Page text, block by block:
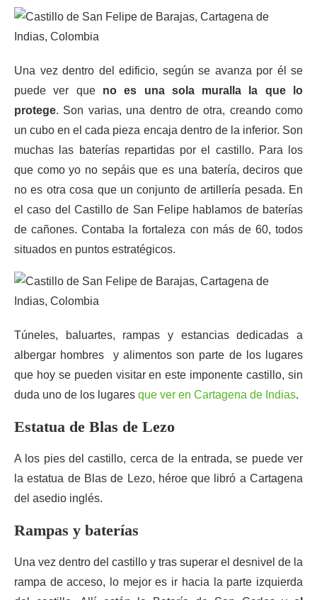
Una vez dentro del edificio, según se avanza por él se
puede ver que no es una sola muralla la que lo
protege. Son varias, una dentro de otra, creando como
un cubo en el cada pieza encaja dentro de la inferior. Son
muchas las baterías repartidas por el castillo. Para los
que como yo no sepáis que es una batería, deciros que
no es otra cosa que un conjunto de artillería pesada. En
el caso del Castillo de San Felipe hablamos de baterías
de cañones. Contaba la fortaleza con más de 60, todos
situados en puntos estratégicos.
Túneles, baluartes, rampas y estancias dedicadas a
albergar hombres y alimentos son parte de los lugares
que hoy se pueden visitar en este imponente castillo, sin
duda uno de los lugares que ver en Cartagena de Indias.
Estatua de Blas de Lezo
A los pies del castillo, cerca de la entrada, se puede ver
la estatua de Blas de Lezo, héroe que libró a Cartagena
del asedio inglés.
Rampas y baterías
Una vez dentro del castillo y tras superar el desnivel de la
rampa de acceso, lo mejor es ir hacia la parte izquierda